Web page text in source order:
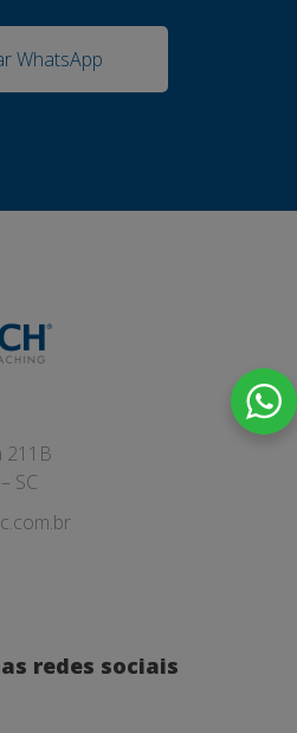
WhatsApp
211B
SC
redes sociais